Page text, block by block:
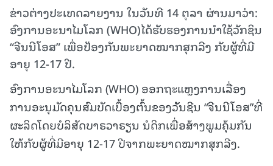
ຂ່າວຕ່າງປະເທດລາຍງານ ໃນວັນທີ 14 ຕຸລາ ຜ່ານມາວ່າ:
ອົງການອະນາໄມໂລກ (WHO)ໄດ້ຮັບຮອງການນໍາໃຊ້ວັກຊິນ
“ຈີນນີໂອສ” ເພື່ອປ້ອງກັນພະຍາດໝາກສຸກລີງ ກັບຜູ້ທີ່ມີ
ອາຍຸ 12-17 ປີ.
ອົງການອະນາໄມໂລກ (WHO) ອອກຖະແຫຼງການເລື່ອງ
ການອະນຸມັດຄຸນສົມບັດເບື້ອງຕົ້ນຂອງວັັນຊີນ “ຈີນນີໂອສ”ທີ່
ຜະລິດໂດຍບໍລິສັດບາຣວາຣຽນ ນໍດິກເພື່ອສ້າງພູມຄຸ້ມກັນ
ໃຫ້ກັບຜູ້ທີ່ມີອາຍຸ 12-17 ປີຈາກພະຍາດໝາກສຸກລີງ.